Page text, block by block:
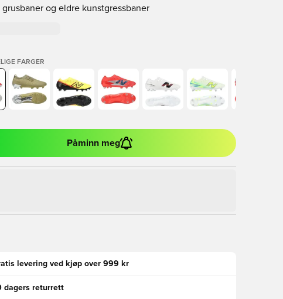
grusbaner og eldre kunstgressbaner
FARGER
Påminn meg
levering ved kjøp over 999 kr
dagers returrett